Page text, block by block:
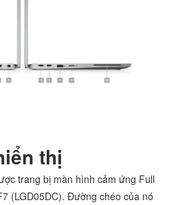
thị
trang bị màn hình cảm ứng Full
(LGD05DC). Đường chéo của nó